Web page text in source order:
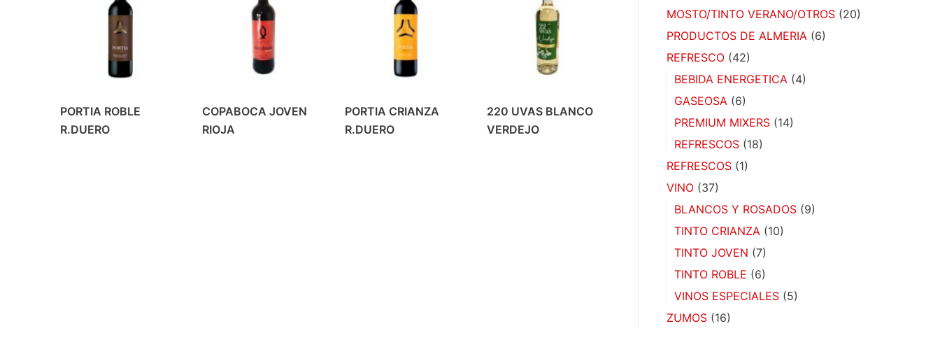
PORTIA ROBLE
R.DUERO
COPABOCA JOVEN
RIOJA
PORTIA CRIANZA
R.DUERO
220 UVAS BLANCO
VERDEJO
MOSTO/TINTO VERANO/OTROS (20)
PRODUCTOS DE ALMERIA (6)
REFRESCO (42)
BEBIDA ENERGETICA (4)
GASEOSA (6)
PREMIUM MIXERS (14)
REFRESCOS (18)
REFRESCOS (1)
VINO (37)
BLANCOS Y ROSADOS (9)
TINTO CRIANZA (10)
TINTO JOVEN (7)
TINTO ROBLE (6)
VINOS ESPECIALES (5)
ZUMOS (16)